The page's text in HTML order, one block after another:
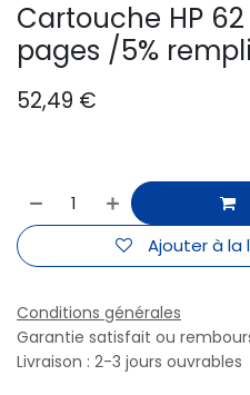
Cartouche HP
pages /5%
52,49 €
Ajouter à la
Conditions générales
Garantie satisfait ou
Livraison : 2-3 jours ouvrables